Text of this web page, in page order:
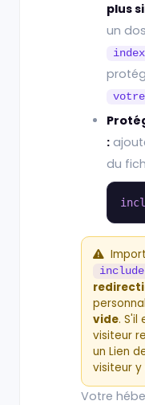
plus
un
:
du
include
vide. S'il
visiteur
un Lien
visiteur
Votre